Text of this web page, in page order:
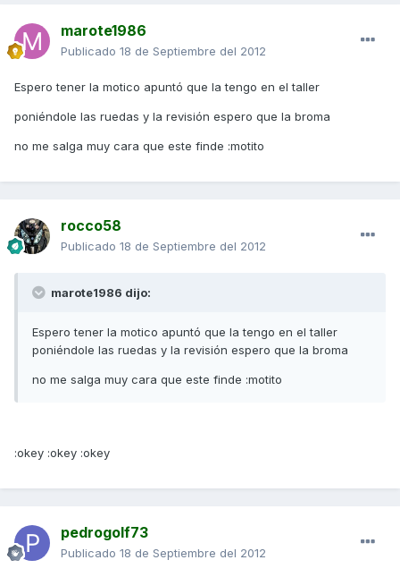
marote1986
Publicado 18 de Septiembre del 2012
Espero tener la motico apuntó que la tengo en el taller
poniéndole las ruedas y la revisión espero que la broma
no me salga muy cara que este finde :motito
rocco58
Publicado 18 de Septiembre del 2012
marote1986 dijo:
Espero tener la motico apuntó que la tengo en el taller
poniéndole las ruedas y la revisión espero que la broma
no me salga muy cara que este finde :motito
:okey :okey :okey
pedrogolf73
Publicado 18 de Septiembre del 2012